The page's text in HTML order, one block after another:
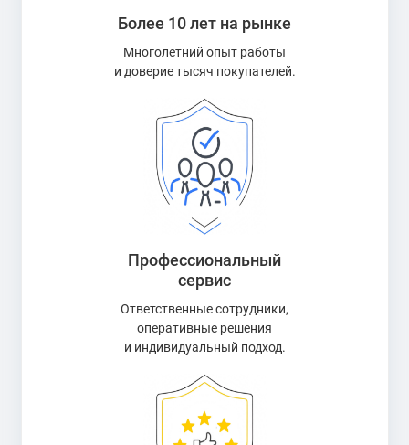
Более 10 лет на рынке
Многолетний опыт работы
и доверие тысяч покупателей.
Профессиональный
сервис
Ответственные сотрудники,
оперативные решения
и индивидуальный подход.